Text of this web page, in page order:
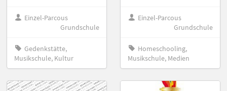
Einzel-Parcous
Grundschule
Gedenkstätte,
Musikschule, Kultur
Einzel-Parcous
Grundschule
Homeschooling,
Musikschule, Medien